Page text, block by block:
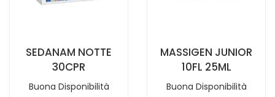
SEDANAM NOTTE
30CPR
Buona Disponibilità
MASSIGEN JUNIOR
10FL 25ML
Buona Disponibilità